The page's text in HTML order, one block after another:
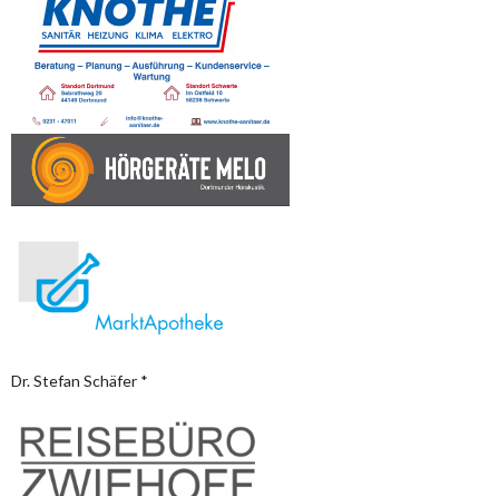
Dr. Stefan Schäfer *